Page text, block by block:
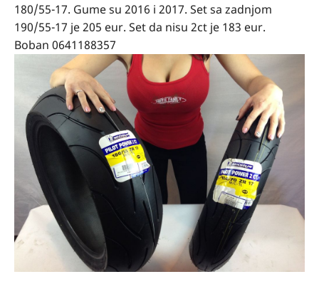
180/55-17. Gume su 2016 i 2017. Set sa zadnjom
190/55-17 je 205 eur. Set da nisu 2ct je 183 eur.
Boban 0641188357